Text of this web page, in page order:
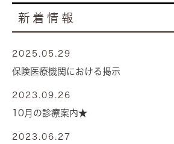
新着情報
2025.05.29
保険医療機関における掲示
2023.09.26
10月の診療案内★
2023.06.27